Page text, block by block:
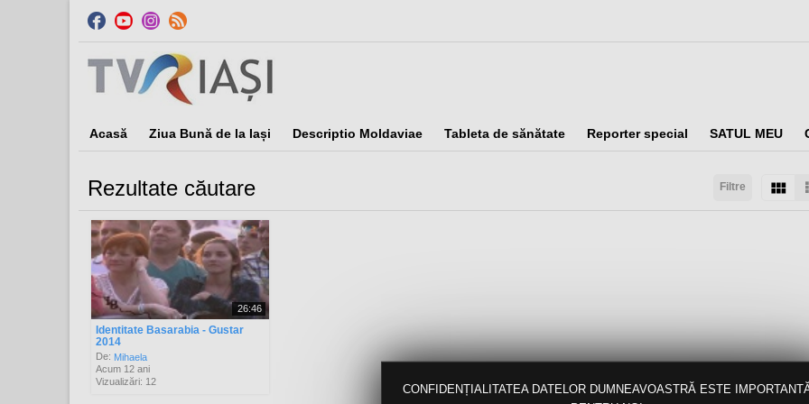
CONFIDENȚIALITATEA DATELOR DUMNEAVOASTRĂ ESTE
Acasă Ziua Bună de la Iași Descriptio Moldaviae Tableta de sănătate Reporter special SATUL MEU
Filtre
Rezultate căutare
26:46
Identitate Basarabia - Gustar
2014
De: Mihaela
Acum 12 ani
Vizualizări: 12